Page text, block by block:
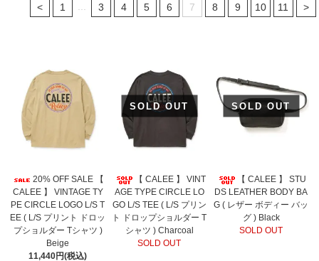
< 1 3 4 5 6 7 8 9 10 11 >
20% OFF SALE 【
CALEE 】 VINTAGE TY
PE CIRCLE LOGO L/S T
EE ( L/S プリント ドロッ
プショルダー Tシャツ )
Beige
11,440円(税込)
SOLD OUT
【 CALEE 】 VINT
AGE TYPE CIRCLE LO
GO L/S TEE ( L/S プリン
ト ドロップショルダー T
シャツ ) Charcoal
SOLD OUT
SOLD OUT
【 CALEE 】 STU
DS LEATHER BODY BA
G ( レザー ボディー バッ
グ ) Black
SOLD OUT